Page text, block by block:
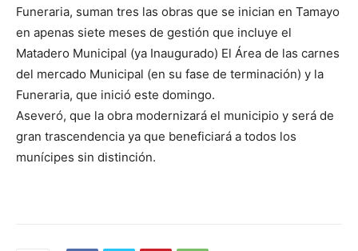
Funeraria, suman tres las obras que se inician en Tamayo
en apenas siete meses de gestión que incluye el
Matadero Municipal (ya Inaugurado) El Área de las carnes
del mercado Municipal (en su fase de terminación) y la
Funeraria, que inició este domingo.
Aseveró, que la obra modernizará el municipio y será de
gran trascendencia ya que beneficiará a todos los
munícipes sin distinción.